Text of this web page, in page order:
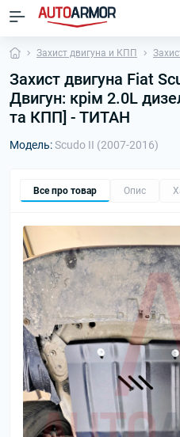
Захист двигуна и КПП
Захист двигуна Fiat
Двигун: крім 2.0L
та КПП] - ТИТАН
Модель:Scudo II (2007-2016)
Все про товар Опис